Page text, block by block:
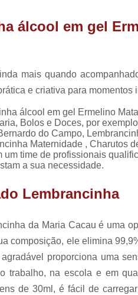
álcool em gel
mais quando
e criativa para momentos
álcool em gel Ermelino
Bolos e Doces, por
do Campo,
Maternidade , Charutos
um time de profissionais
a sua necessidade.
Lembrancinha
da Maria Cacau é uma
composição, ele elimina
proporciona uma
trabalho, na escola e em
de 30ml, é fácil de